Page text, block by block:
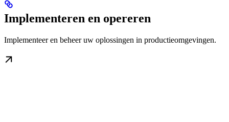
Implementeren en opereren
Implementeer en beheer uw oplossingen in productieomgevingen.